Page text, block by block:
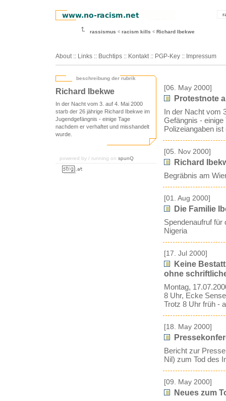
rassismus racism kills Richard Ibekwe
About :: Links :: Buchtips :: Kontakt :: PGP-Key :: Impressum
beschreibung der rubrik
Richard Ibekwe
In der Nacht vom 3. auf 4. Mai 2000
starb der 26 jährige Richard Ibekwe im
Jugendgefängnis - einige Tage
nachdem er verhaftet und misshandelt
wurde.
powered by / running on spunQ
[06. May 2000]
Protestnote
In der Nacht vom
Gefängnis -
Polizeiangaben
[05. Nov 2000]
Richard
Begräbnis am
[01. Aug 2000]
Die Familie
Spendenaufruf
Nigeria
[17. Jul 2000]
Keine
ohne
Montag,
8 Uhr, Ecke
Trotz 8 Uhr früh -
[18. May 2000]
Bericht zur
Nil) zum Tod des
[09. May 2000]
Neues zum